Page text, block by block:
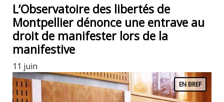
L’Observatoire des libertés de
Montpellier dénonce une entrave au
droit de manifester lors de la
manifestive
11 juin
EN BREF